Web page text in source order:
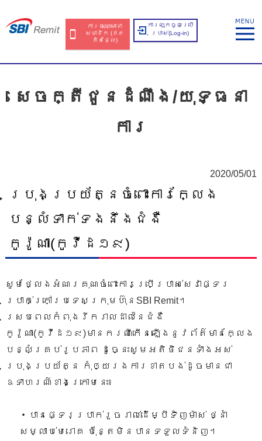
ការចុះឈ្មោះជា
សមាជិក​​ (ឥត​
គិត​ថ្លៃ​)
ការឡុកចូលប្រើ
ប្រាស់​(Log-in)
សេចក្តីជូនដំណឹង/យុទ្ធនា
ការ
2020/05/01
ប្រុងប្រយ័ត្នចំពោះការក្លែង
បន្លំទាក់ទងនឹងជំងឺ
កូរ៉ូណា(កូវីដ១៩)
សូមថ្លែងអំណរគុណចំពោះការប្រើប្រាស់សេវាផ្ទេរ
ប្រាក់ក្រៅប្រទេសក្រុមហ៊ុនSBI Remit។
ស្របពេលកំពុងរីករាលដាលនៃជំងឺ
កូរ៉ូណា(កូវីដ១៩)មានករណីកើនឡើងនូវព័ត៌មានក្លែង
បន្លំគ្រប់រូបភាព ដូច្នេះសូមអតិថិជនទាំងអស់
ប្រុងប្រយ័ត្ន កុំឲ្យរងការខាតបង់ដូចមានជា
ឧទាហរណ៍ខាងក្រោមនេះ៖
・បានផ្ទេរប្រាក់រួចរាល់ដើម្បីទិញម៉ាស់ ថ្នាំ
សម្លាប់មេរោគ ប៉ុន្តែមិនបានទទួលទំនិញ។